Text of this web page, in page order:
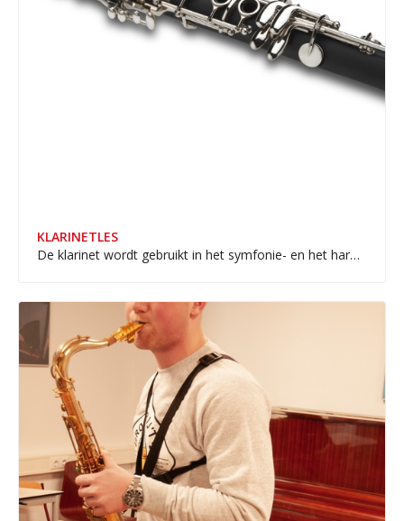
KLARINETLES
De klarinet wordt gebruikt in het symfonie- en het harmonieorkest en binnen de jazz-, volks- en popmuziek.